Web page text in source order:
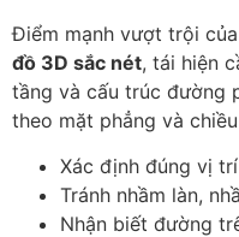
Điểm mạnh vượt trội
đồ 3D sắc nét, tái hiện
tầng và cấu trúc đường
theo mặt phẳng và
Xác định đúng vị
Tránh nhầm làn,
Nhận biết đường